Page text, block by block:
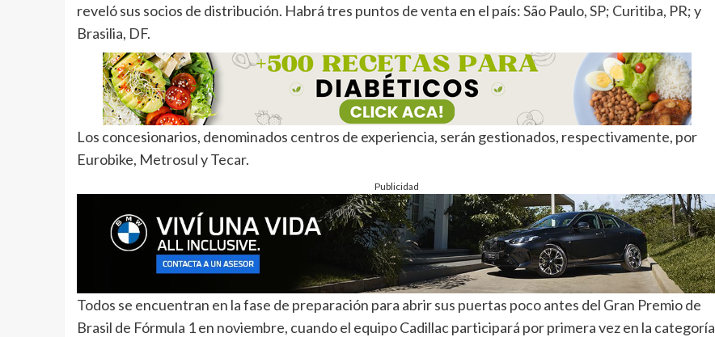
reveló sus socios de distribución. Habrá tres puntos de venta en el país: São Paulo, SP; Curitiba, PR; y
Brasilia, DF.
Los concesionarios, denominados centros de experiencia, serán gestionados, respectivamente, por
Eurobike, Metrosul y Tecar.
Publicidad
Todos se encuentran en la fase de preparación para abrir sus puertas poco antes del Gran Premio de
Brasil de Fórmula 1 en noviembre, cuando el equipo Cadillac participará por primera vez en la categoría